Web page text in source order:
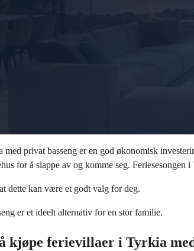
privat basseng er en god økonomisk
for å slappe av og komme seg.
dette kan være et godt valg for deg.
er et ideelt alternativ for en stor familie.
kjøpe ferievillaer i Tyrkia